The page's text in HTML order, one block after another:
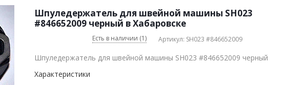
Шпуледержатель для швейной машины SH023
#846652009 черный в Хабаровске
Есть в наличии (1) Артикул: SH023 #846652009
Шпуледержатель для швейной машины SH023 #846652009 черный
Характеристики